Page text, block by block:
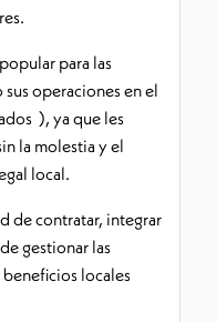
para las
operaciones en el
), ya que les
la molestia y el
local.
de contratar, integrar
gestionar las
locales